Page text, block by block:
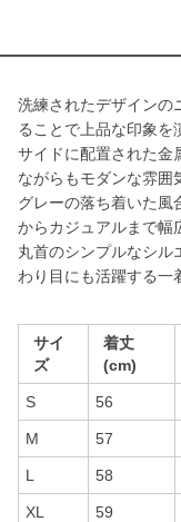
洗練されたデザインの
ることで上品な印象を
サイドに配置された金
ながらもモダンな雰囲
グレーの落ち着いた風
からカジュアルまで幅
丸首のシンプルなシル
わり目にも活躍する一
サイ
ズ
着丈
(cm)
S 56
M 57
L 58
XL 59